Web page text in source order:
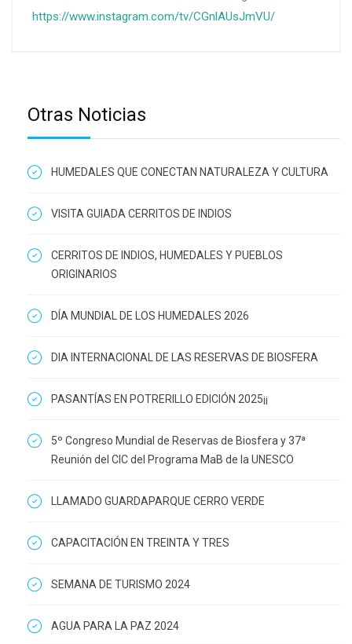
https://www.instagram.com/tv/CGnlAUsJmVU/
Otras Noticias
HUMEDALES QUE CONECTAN NATURALEZA Y CULTURA
VISITA GUIADA CERRITOS DE INDIOS
CERRITOS DE INDIOS, HUMEDALES Y PUEBLOS
ORIGINARIOS
DÍA MUNDIAL DE LOS HUMEDALES 2026
DIA INTERNACIONAL DE LAS RESERVAS DE BIOSFERA
PASANTÍAS EN POTRERILLO EDICIÓN 2025¡¡
5º Congreso Mundial de Reservas de Biosfera y 37ª
Reunión del CIC del Programa MaB de la UNESCO
LLAMADO GUARDAPARQUE CERRO VERDE
CAPACITACIÓN EN TREINTA Y TRES
SEMANA DE TURISMO 2024
AGUA PARA LA PAZ 2024